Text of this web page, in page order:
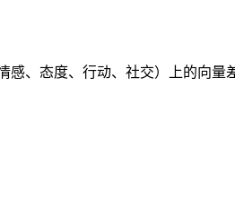
感、态度、行动、社交）上的